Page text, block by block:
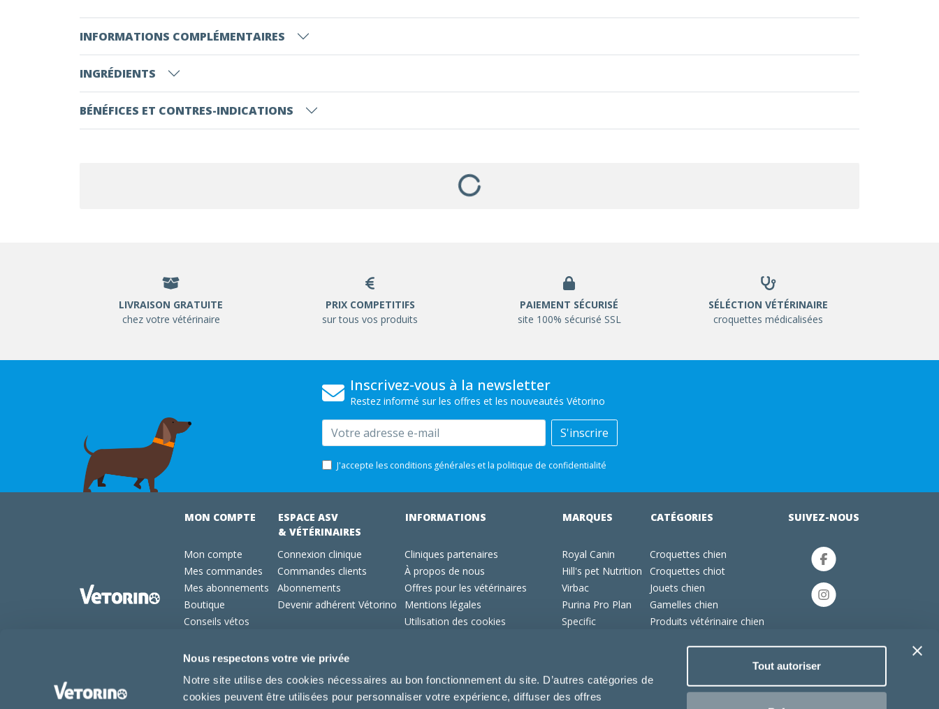
Nous respectons votre vie privée
Notre site utilise des cookies nécessaires au bon fonctionnement du site. D’autres catégories de
cookies peuvent être utilisées pour personnaliser votre expérience, diffuser des offres
Tout autoriser
INFORMATIONS COMPLÉMENTAIRES
INGRÉDIENTS
BÉNÉFICES ET CONTRES-INDICATIONS
LIVRAISON GRATUITE
chez votre vétérinaire
PRIX COMPETITIFS
sur tous vos produits
PAIEMENT SÉCURISÉ
site 100% sécurisé SSL
SÉLÉCTION VÉTÉRINAIRE
croquettes médicalisées
Inscrivez-vous à la newsletter
Restez informé sur les offres et les nouveautés Vétorino
Email S'inscrire
J'accepte les conditions générales et la politique de confidentialité
MON COMPTE
Mon compte
Mes commandes
Mes abonnements
Boutique
Conseils vétos
ESPACE ASV
& VÉTÉRINAIRES
Connexion clinique
Commandes clients
Abonnements
Devenir adhérent Vétorino
INFORMATIONS
Cliniques partenaires
À propos de nous
Offres pour les vétérinaires
Mentions légales
Utilisation des cookies
MARQUES
Royal Canin
Hill's pet Nutrition
Virbac
Purina Pro Plan
Specific
CATÉGORIES
Croquettes chien
Croquettes chiot
Jouets chien
Gamelles chien
Produits vétérinaire chien
SUIVEZ-NOUS